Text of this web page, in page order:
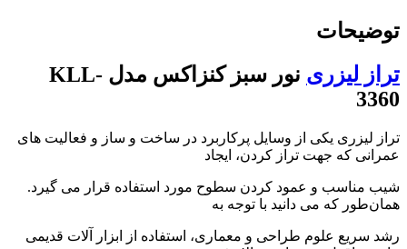
توضیحات
تراز لیزری
نور سبز کنزاکس مدل KLL-
3360
تراز لیزری یکی از وسایل پرکاربرد در ساخت و ساز و فعالیت های
عمرانی که جهت تراز کردن، ایجاد
شیب مناسب و عمود کردن سطوح مورد استفاده قرار می گیرد.
همان‌طور که می دانید با توجه به
رشد سریع علوم طراحی و معماری، استفاده از ابزار آلات قدیمی